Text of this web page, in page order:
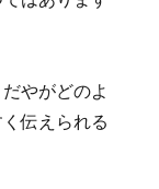
やがどのよ
伝えられる